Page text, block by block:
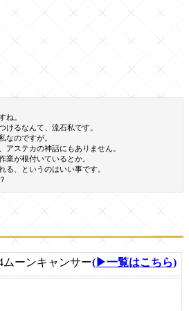
ね。
けるなんて、流石私です。
なのですが。
アステカの神話にもありません。
業が根付いているとか。
る、というのはいい事です。
ムーンキャンサー(▶一覧はこちら)